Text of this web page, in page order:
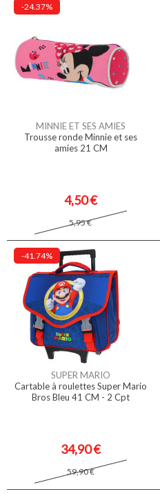
-24.37%
MINNIE ET SES AMIES
Trousse ronde Minnie et ses
amies 21 CM
4,50 €
5,95 €
-41.74%
SUPER MARIO
Cartable à roulettes Super Mario
Bros Bleu 41 CM - 2 Cpt
34,90 €
59,90 €